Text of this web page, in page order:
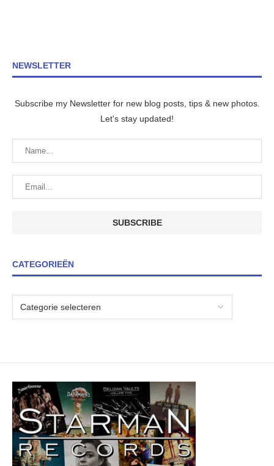
NEWSLETTER
Subscribe my Newsletter for new blog posts, tips & new photos.
Let's stay updated!
CATEGORIEËN